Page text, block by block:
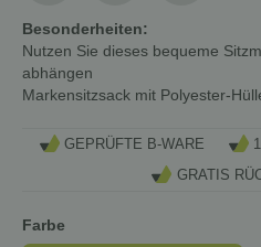
Besonderheiten:
Nutzen Sie dieses bequeme
abhängen
Markensitzsack mit Polyester-
GEPRÜFTE B-WARE
GRATIS
Farbe